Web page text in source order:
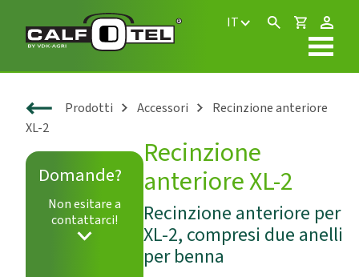
IT
Prodotti Accessori
Recinzione anteriore
XL-2
Domande?
Non esitare a
contattarci!
Recinzione
anteriore XL-2
Recinzione anteriore per
XL-2, compresi due anelli
per benna